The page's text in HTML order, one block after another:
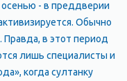
- в преддверии
Обычно
Правда, в этот период
лишь специалисты и
когда султанку